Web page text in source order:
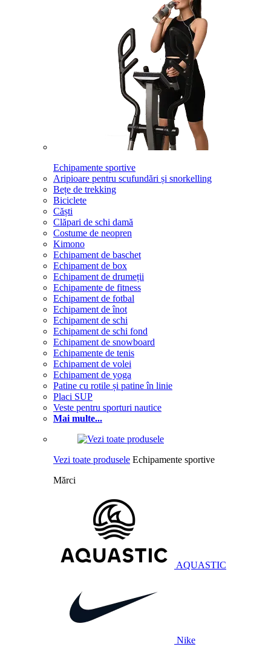
Echipamente sportive
Aripioare pentru scufundări și snorkelling
Bețe de trekking
Biciclete
Căști
Clăpari de schi damă
Costume de neopren
Kimono
Echipament de baschet
Echipament de box
Echipament de drumeții
Echipamente de fitness
Echipament de fotbal
Echipament de înot
Echipament de schi
Echipament de schi fond
Echipament de snowboard
Echipamente de tenis
Echipament de volei
Echipament de yoga
Patine cu rotile și patine în linie
Placi SUP
Veste pentru sporturi nautice
Mai multe...
Vezi toate produsele Echipamente sportive
Mărci
AQUASTIC
Nike